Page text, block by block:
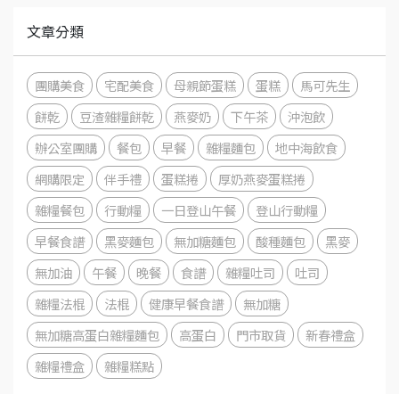
文章分類
團購美食 宅配美食 母親節蛋糕 蛋糕
馬可先生
餅乾
豆渣雜糧餅乾 燕麥奶 下午茶
沖泡飲
辦公室團購
餐包 早餐 雜糧麵包
地中海飲食
網購限定
伴手禮 蛋糕捲
厚奶燕麥蛋糕捲
雜糧餐包
行動糧 一日登山午餐
登山行動糧
早餐食譜
黑麥麵包 無加糖麵包 酸種麵包
黑麥
無加油
午餐 晚餐 食譜 雜糧吐司
吐司
雜糧法棍
法棍 健康早餐食譜
無加糖
無加糖高蛋白雜糧麵包
高蛋白 門市取貨
新春禮盒
雜糧禮盒
雜糧糕點